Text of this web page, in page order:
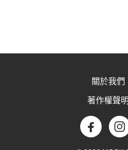
關於我們
著作權聲明